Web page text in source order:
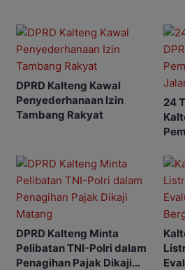
DPRD Kalteng Kawal
Penyederhanaan Izin
Tambang Rakyat
24
DPRD Kalteng Minta
Pelibatan TNI-Polri dalam
Penagihan Pajak Dikaji